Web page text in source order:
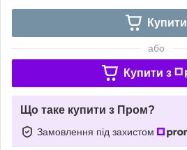
Купити
або
Купити з
Що таке купити з Пром?
Замовлення під захистом